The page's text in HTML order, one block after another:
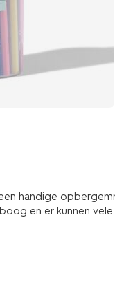
handige
en er kunnen